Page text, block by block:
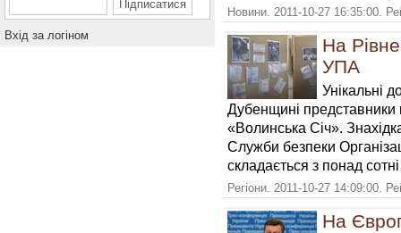
Вхiд за логiном
Новини. 2011-10-27 16:35:00.
На
УПА
Унікальні
Дубенщині представники
«Волинська Січ».
Служби безпеки
складається з понад
Регіони. 2011-10-27 14:09:00.
На